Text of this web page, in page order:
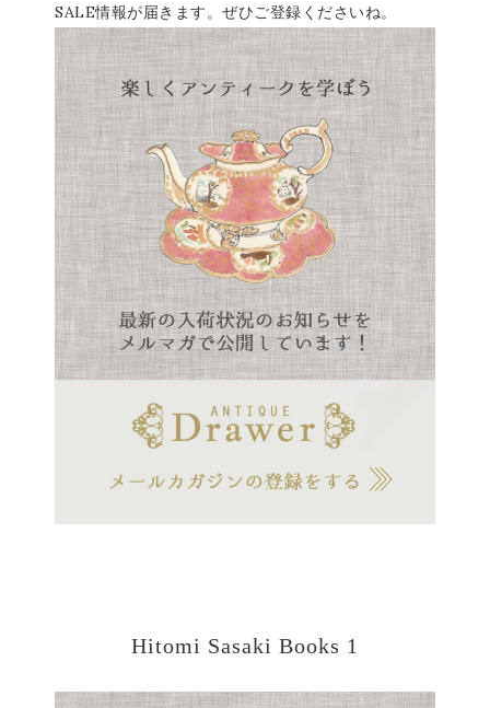
SALE情報が届きます。ぜひご登録くださいね。
Hitomi Sasaki Books 1